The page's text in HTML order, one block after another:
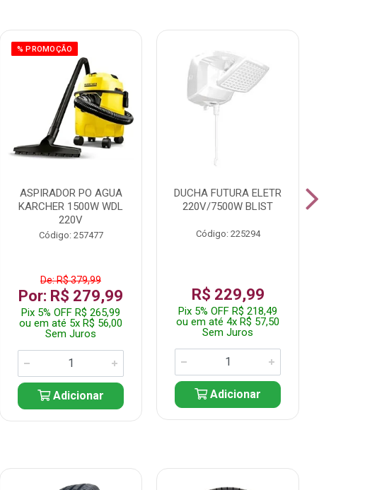
% PROMOÇÃO
ASPIRADOR PO AGUA
KARCHER 1500W WDL
220V
Código: 257477
De: R$ 379,99
Por: R$ 279,99
Pix 5% OFF R$ 265,99
ou em até 5x R$ 56,00
Sem Juros
Adicionar
DUCHA FUTURA ELETR
220V/7500W BLIST
Código: 225294
R$ 229,99
Pix 5% OFF R$ 218,49
ou em até 4x R$ 57,50
Sem Juros
Adicionar